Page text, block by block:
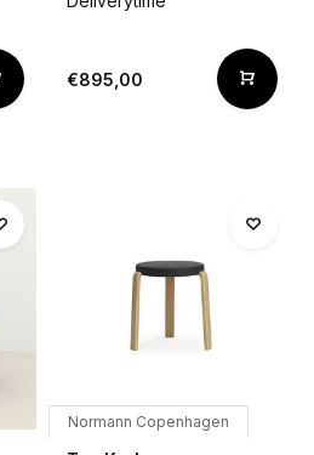
€895,00
Normann Copenhagen